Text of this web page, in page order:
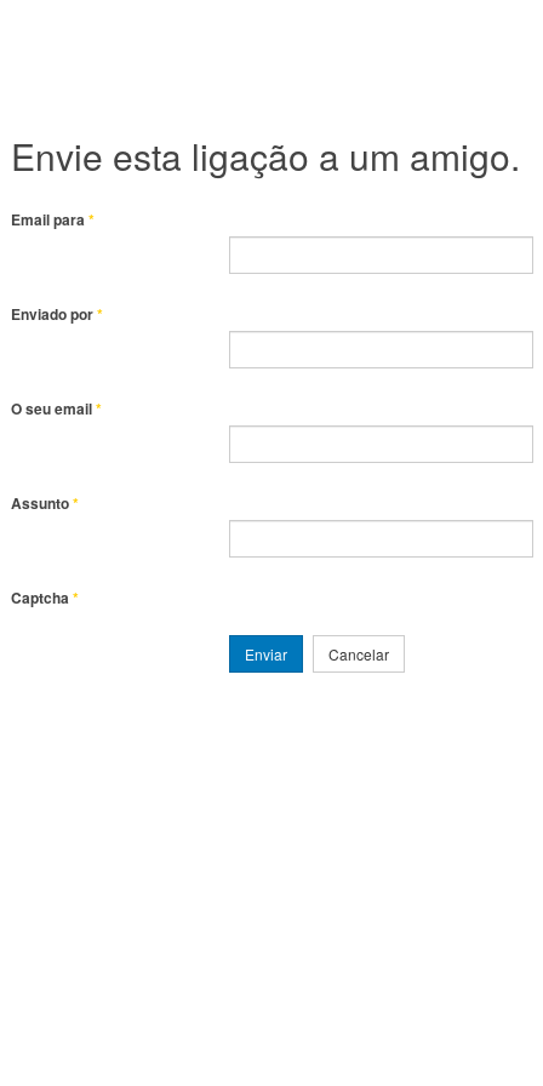
Envie esta ligação a um amigo.
Email para*
Enviado por*
O seu email*
Assunto*
Captcha*
Enviar Cancelar